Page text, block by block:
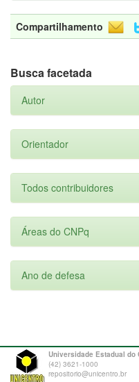
Compartilhamento
Busca facetada
Autor
Orientador
Todos contribuidores
Áreas do CNPq
Ano de defesa
Universidade Estadual do
(42) 3621-1000
repositorio@unicentro.br